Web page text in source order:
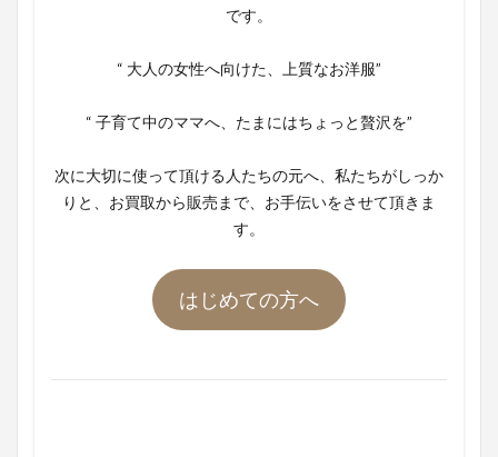
です。
“ 大人の女性へ向けた、上質なお洋服”
“ 子育て中のママへ、たまにはちょっと贅沢を”
次に大切に使って頂ける人たちの元へ、私たちがしっか
りと、お買取から販売まで、お手伝いをさせて頂きま
す。
はじめての方へ